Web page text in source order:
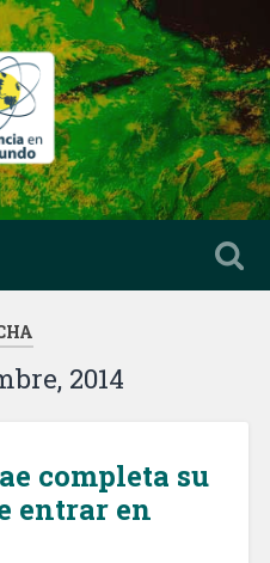
2014
completa su
entrar en